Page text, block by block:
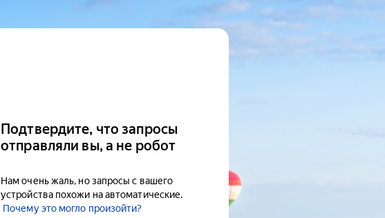
Подтвердите, что запросы
отправляли вы, а не робот
Нам очень жаль, но запросы с вашего
устройства похожи на автоматические.
Почему это могло произойти?